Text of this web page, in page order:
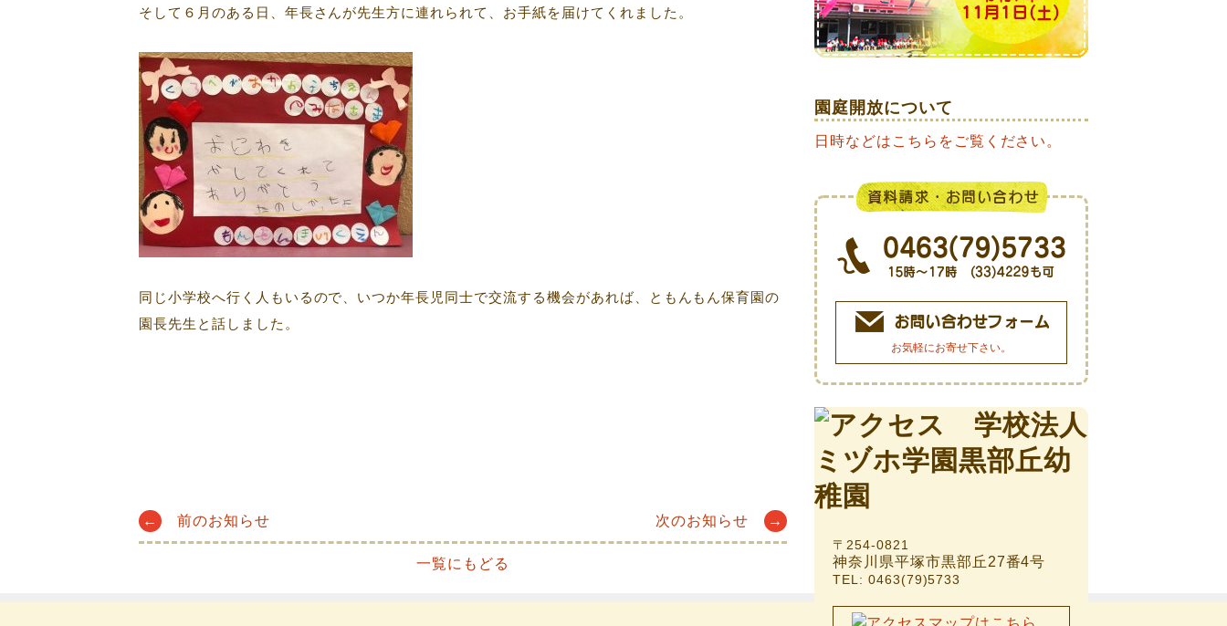
そして６月のある日、年長さんが先生方に連れられて、お手紙を届けてくれました。
同じ小学校へ行く人もいるので、いつか年長児同士で交流する機会があれば、ともんもん保育園の
園長先生と話しました。
navigation
← 前のお知らせ 次のお知らせ →
一覧にもどる
園庭開放について
日時などはこちらをご覧ください。
お気軽にお寄せ下さい。
〒254-0821
神奈川県平塚市黒部丘27番4号
TEL: 0463(79)5733